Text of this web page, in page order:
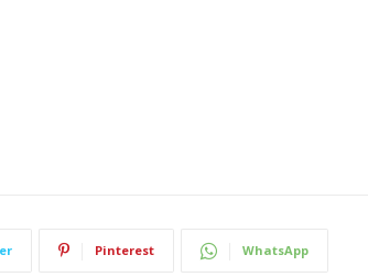
Pinterest WhatsApp